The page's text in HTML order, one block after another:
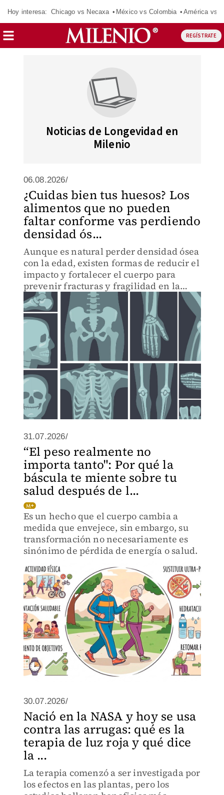
Hoy interesa: Chicago vs Necaxa México vs Colombia América vs
REGÍSTRATE
Noticias de Longevidad en
Milenio
06.08.2026/
¿Cuidas bien tus huesos? Los
alimentos que no pueden
faltar conforme vas perdiendo
densidad ós...
Aunque es natural perder densidad ósea
con la edad, existen formas de reducir el
impacto y fortalecer el cuerpo para
prevenir fracturas y fragilidad en la
vejez.
31.07.2026/
“El peso realmente no
importa tanto": Por qué la
báscula te miente sobre tu
salud después de l...
Es un hecho que el cuerpo cambia a
medida que envejece, sin embargo, su
transformación no necesariamente es
sinónimo de pérdida de energía o salud.
30.07.2026/
Nació en la NASA y hoy se usa
contra las arrugas: qué es la
terapia de luz roja y qué dice
la ...
La terapia comenzó a ser investigada por
los efectos en las plantas, pero los